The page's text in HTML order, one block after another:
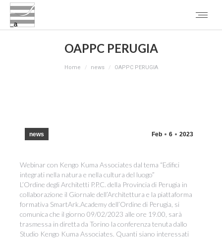
OAPPC PERUGIA
Home news OAPPC PERUGIA
Feb 6 2023
news
Webinar con Kengo Kuma Associates dal tema “Edifici
integrati nella natura e nella cultura del luogo”
L’Ordine degli Architetti P.P.C. della Provincia di Perugia in
collaborazione il Giornale dell’Architettura e la piattaforma
formativa SmartArk.Academy dell’Ordine di Perugia, si
comunica che il giorno 09/02/2023 alle ore 19.00, sarà
trasmessa in diretta da Torino la conferenza tenuta dallo
Studio Kengo Kuma Associates. Quanti siano interessati